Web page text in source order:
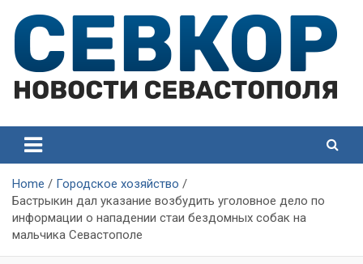
content
Севастополя
Севастополя
Home
Городское хозяйство
Бастрыкин дал указание возбудить уголовное дело по
информации о нападении стаи бездомных собак на
мальчика Севастополе